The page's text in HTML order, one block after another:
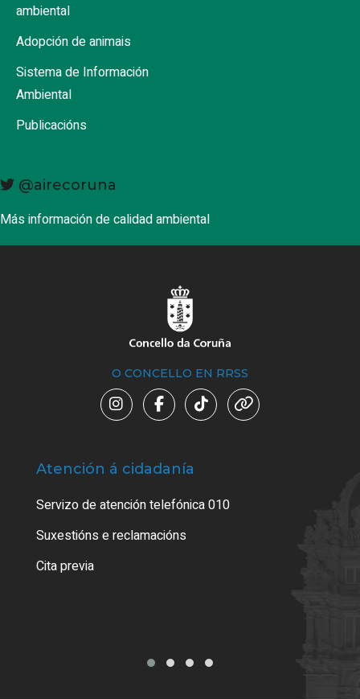
ambiental
Adopción de animais
Sistema de Información
Ambiental
Publicacións
@airecoruna
Más información de calidad ambiental
O CONCELLO EN RRSS
Atención á cidadanía
Servizo de atención telefónica 010
Suxestións e reclamacións
Cita previa